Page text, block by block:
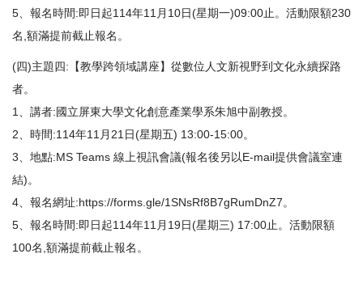
5、報名時間:即日起114年11月10日(星期一)09:00止。活動限額230
名,額滿提前截止報名。
(四)主題四:【教學跨領域講座】從數位人文新視野到文化永續探路
者。
1、講者:國立屏東大學文化創意產業學系朱旭中副教授。
2、時間:114年11月21日(星期五) 13:00-15:00。
3、地點:MS Teams 線上視訊會議(報名後另以E-mail提供會議室連
結)。
4、報名網址:https://forms.gle/1SNsRf8B7gRumDnZ7。
5、報名時間:即日起114年11月19日(星期三) 17:00止。活動限額
100名,額滿提前截止報名。